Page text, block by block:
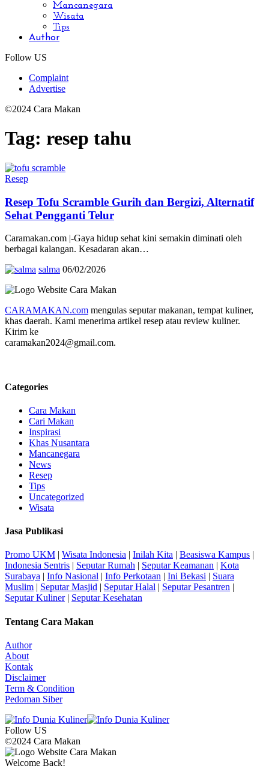
Mancanegara
Wisata
Tips
Author
Follow US
Complaint
Advertise
©2024 Cara Makan
Tag: resep tahu
Resep
Resep Tofu Scramble Gurih dan Bergizi, Alternatif
Sehat Pengganti Telur
Caramakan.com |-Gaya hidup sehat kini semakin diminati oleh
berbagai kalangan. Kesadaran akan…
salma 06/02/2026
CARAMAKAN.com mengulas seputar makanan, tempat kuliner,
khas daerah. Kami menerima artikel resep atau review kuliner.
Kirim ke
caramakan2024@gmail.com.
Categories
Cara Makan
Cari Makan
Inspirasi
Khas Nusantara
Mancanegara
News
Resep
Tips
Uncategorized
Wisata
Jasa Publikasi
Promo UKM | Wisata Indonesia | Inilah Kita | Beasiswa Kampus |
Indonesia Sentris | Seputar Rumah | Seputar Keamanan | Kota
Surabaya | Info Nasional | Info Perkotaan | Ini Bekasi | Suara
Muslim | Seputar Masjid | Seputar Halal | Seputar Pesantren |
Seputar Kuliner| Seputar Kesehatan
Tentang Cara Makan
Author
About
Kontak
Disclaimer
Term & Condition
Pedoman Siber
Follow US
©2024 Cara Makan
Welcome Back!